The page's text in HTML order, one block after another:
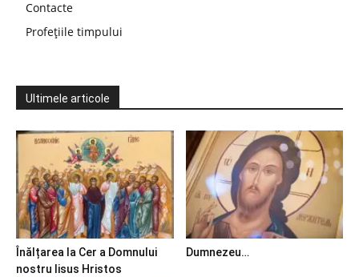
Contacte
Profețiile timpului
Ultimele articole
Înălțarea la Cer a Domnului
nostru Iisus Hristos
Dumnezeu…